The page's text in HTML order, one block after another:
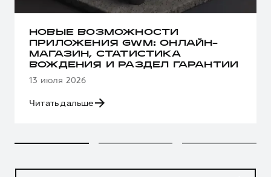
НОВЫЕ ВОЗМОЖНОСТИ
ПРИЛОЖЕНИЯ GWM: ОНЛАЙН-
МАГАЗИН, СТАТИСТИКА
ВОЖДЕНИЯ И РАЗДЕЛ ГАРАНТИИ
13 июля 2026
Читать дальше